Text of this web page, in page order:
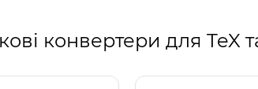
конвертери для TeX